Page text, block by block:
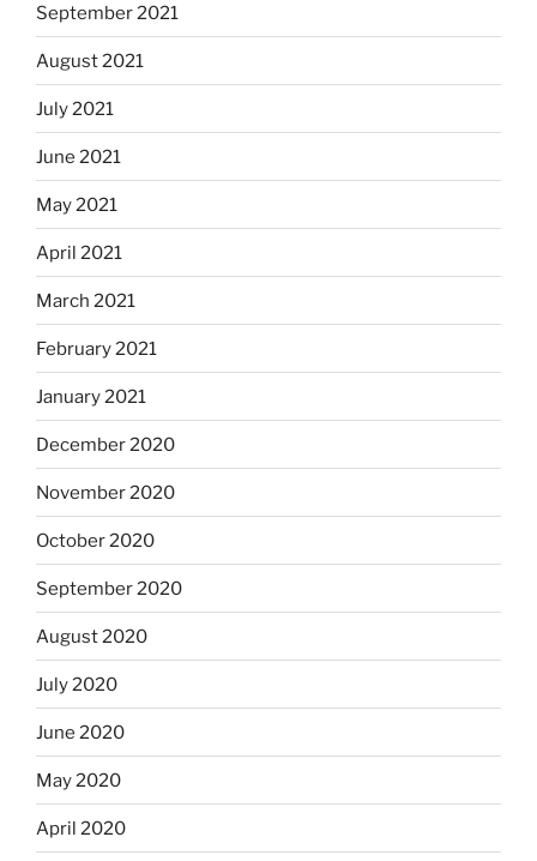
September 2021
August 2021
July 2021
June 2021
May 2021
April 2021
March 2021
February 2021
January 2021
December 2020
November 2020
October 2020
September 2020
August 2020
July 2020
June 2020
May 2020
April 2020